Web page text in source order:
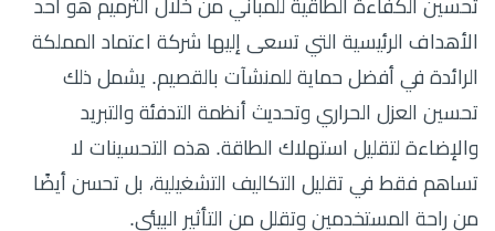
تحسين الكفاءة الطاقية للمباني من خلال الترميم هو أحد
الأهداف الرئيسية التي تسعى إليها شركة اعتماد المملكة
الرائدة في أفضل حماية للمنشآت بالقصيم. يشمل ذلك
تحسين العزل الحراري وتحديث أنظمة التدفئة والتبريد
والإضاءة لتقليل استهلاك الطاقة. هذه التحسينات لا
تساهم فقط في تقليل التكاليف التشغيلية، بل تحسن أيضًا
من راحة المستخدمين وتقلل من التأثير البيئي.